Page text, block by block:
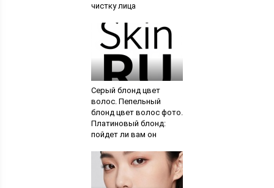
чистку лица
Серый блонд цвет
волос. Пепельный
блонд цвет волос фото.
Платиновый блонд:
пойдет ли вам он